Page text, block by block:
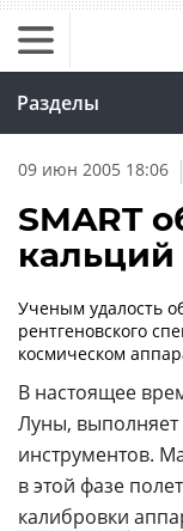
Разделы
09 июн 2005 18:06 |
SMART
кальций
Ученым удалость
рентгеновского
космическом
В настоящее
Луны, выполняет
инструментов.
в этой фазе
калибровки